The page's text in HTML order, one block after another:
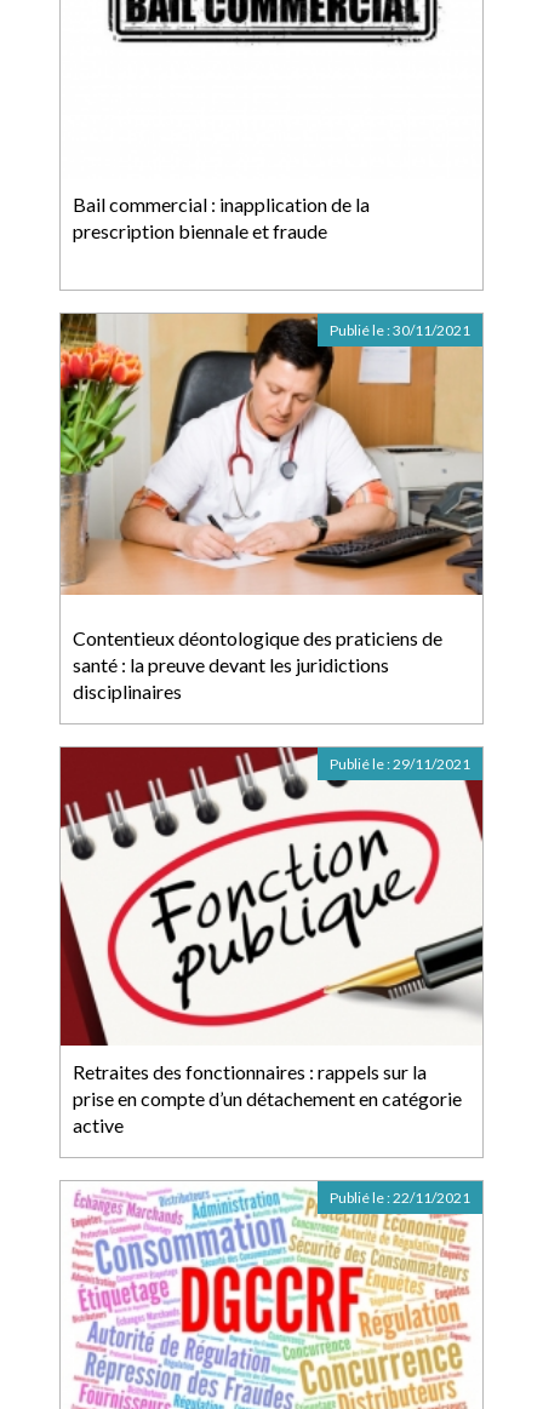
Bail commercial : inapplication de la
prescription biennale et fraude
Contentieux déontologique des praticiens de
santé : la preuve devant les juridictions
disciplinaires
Publié le :30/11/2021
Retraites des fonctionnaires : rappels sur la
prise en compte d’un détachement en catégorie
active
Publié le :29/11/2021
Publié le :22/11/2021